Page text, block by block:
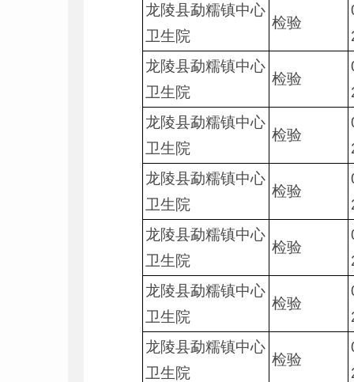
龙陵县勐糯镇中心
卫生院
检验
龙陵县勐糯镇中心
卫生院
检验
龙陵县勐糯镇中心
卫生院
检验
龙陵县勐糯镇中心
卫生院
检验
龙陵县勐糯镇中心
卫生院
检验
龙陵县勐糯镇中心
卫生院
检验
龙陵县勐糯镇中心
卫生院
检验